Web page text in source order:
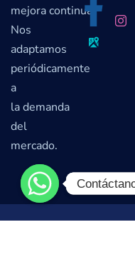
mejora continua.
Nos
adaptamos
periódicamente
a
la demanda
del
mercado.
© Limpicito S.A. 2022.